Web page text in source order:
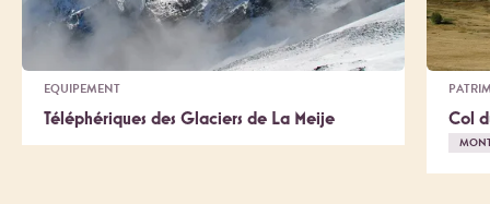
EQUIPEMENT
Téléphériques des Glaciers de La Meije Col